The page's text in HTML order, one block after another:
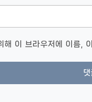
해 이 브라우저에 이름,